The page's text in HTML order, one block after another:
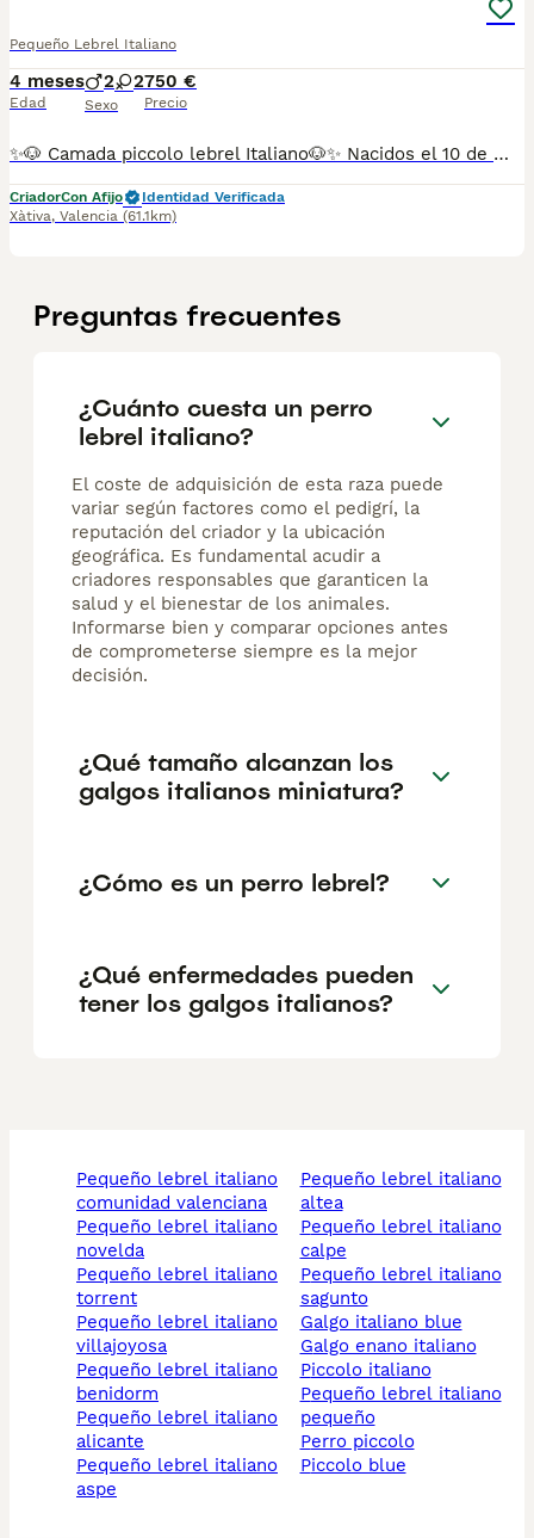
Pequeño Lebrel Italiano
4 meses
Edad
2 2
Sexo
750 €
Precio
✨🐶 Camada piccolo lebrel Italiano🐶✨ Nacidos el 10 de marzo, criados con todo el cariño en un entorno familiar y cuidadosamente socializados desde sus primeros días. ✅ Cría familiar ✅ Núcleo Zoológico autorizado ✅ Pedigree incluido ✅ Vacunas al día según su edad ✅ Desparasitados ✅ Revisados por veterinario ✅ Acostumbrados a la convivencia en casa Nuestros ejemplares proceden de líneas seleccionadas. Los padres participan regularmente en concursos caninos, obteniendo excelentes puntuaciones y destacando por su morfología, carácter y tipicidad racial. El Piccolo Lebrel Italiano es una raza elegante, cariñosa, inteligente y muy apegada a su familia, ideal para quienes buscan un compañero excepcional. 💰 Precio: entre 750 € y 1.300 €,según características y ejemplar. 📍 Para más información, fotografías, vídeos o concertar una visita, no dudes en contactar con nosotros. Solo buscamos hogares responsables donde estos pequeños puedan recibir todo el amor que merecen. ❤️
CriadorCon Afijo
Identidad Verificada
Xàtiva, Valencia (61.1km)
Preguntas frecuentes
¿Cuánto cuesta un perro
lebrel italiano?
El coste de adquisición de esta raza puede
variar según factores como el pedigrí, la
reputación del criador y la ubicación
geográfica. Es fundamental acudir a
criadores responsables que garanticen la
salud y el bienestar de los animales.
Informarse bien y comparar opciones antes
de comprometerse siempre es la mejor
decisión.
¿Qué tamaño alcanzan los
galgos italianos miniatura?
¿Cómo es un perro lebrel?
¿Qué enfermedades pueden
tener los galgos italianos?
pequeño lebrel italiano
comunidad valenciana
pequeño lebrel italiano
novelda
pequeño lebrel italiano
torrent
pequeño lebrel italiano
villajoyosa
pequeño lebrel italiano
benidorm
pequeño lebrel italiano
alicante
pequeño lebrel italiano
aspe
pequeño lebrel italiano
altea
pequeño lebrel italiano
calpe
pequeño lebrel italiano
sagunto
galgo italiano blue
galgo enano italiano
piccolo italiano
pequeño lebrel italiano
pequeño
perro piccolo
piccolo blue